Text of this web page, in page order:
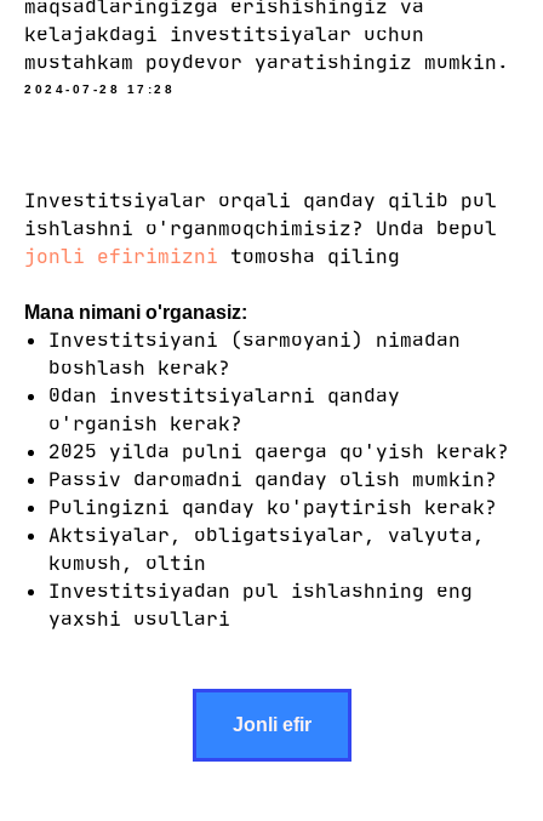
maqsadlaringizga erishishingiz va
kelajakdagi investitsiyalar uchun
mustahkam poydevor yaratishingiz mumkin.
2024-07-28 17:28
Investitsiyalar orqali qanday qilib pul
ishlashni o'rganmoqchimisiz? Unda bepul
jonli efirimizni tomosha qiling
Mana nimani o'rganasiz:
Investitsiyani (sarmoyani) nimadan
boshlash kerak?
0dan investitsiyalarni qanday
o'rganish kerak?
2025 yilda pulni qaerga qo'yish kerak?
Passiv daromadni qanday olish mumkin?
Pulingizni qanday ko'paytirish kerak?
Aktsiyalar, obligatsiyalar, valyuta,
kumush, oltin
Investitsiyadan pul ishlashning eng
yaxshi usullari
Jonli efir